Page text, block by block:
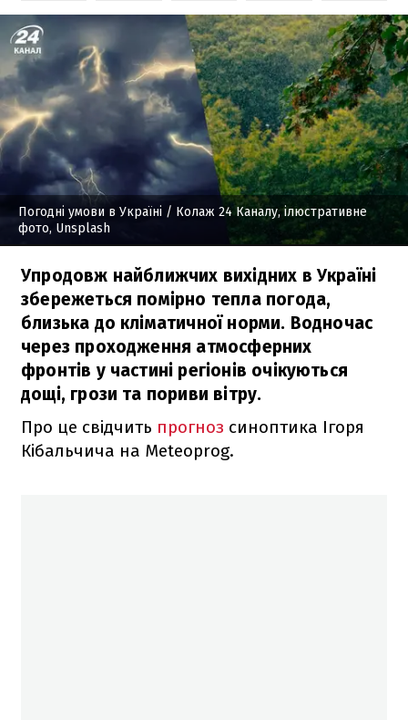
Погодні умови в Україні / Колаж 24 Каналу, ілюстративне
фото, Unsplash
Упродовж найближчих вихідних в Україні
збережеться помірно тепла погода,
близька до кліматичної норми. Водночас
через проходження атмосферних
фронтів у частині регіонів очікуються
дощі, грози та пориви вітру.
Про це свідчить прогноз синоптика Ігоря
Кібальчича на Meteoprog.